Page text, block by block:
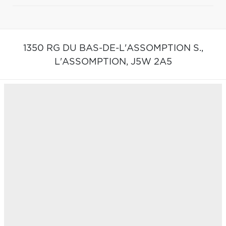
1350 RG DU BAS-DE-L'ASSOMPTION S.,
L'ASSOMPTION, J5W 2A5